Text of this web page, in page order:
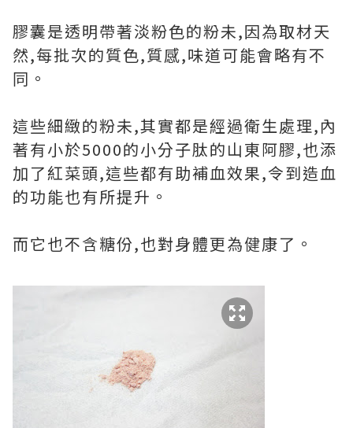
膠囊是透明帶著淡粉色的粉未,因為取材天
然,每批次的質色,質感,味道可能會略有不
同。
這些細緻的粉未,其實都是經過衛生處理,內
著有小於5000的小分子肽的山東阿膠,也添
加了紅菜頭,這些都有助補血效果,令到造血
的功能也有所提升。
而它也不含糖份,也對身體更為健康了。